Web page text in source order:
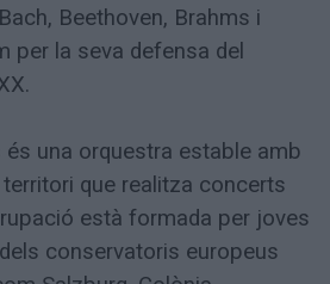
Beethoven, Brahms i
per la seva defensa del
és una orquestra estable amb
que realitza concerts
està formada per joves
conservatoris europeus